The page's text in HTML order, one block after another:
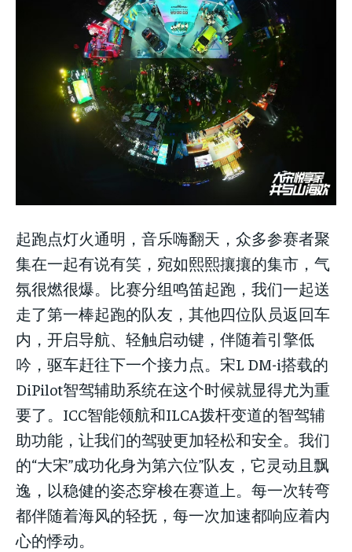
起跑点灯火通明，音乐嗨翻天，众多参赛者聚
集在一起有说有笑，宛如熙熙攘攘的集市，气
氛很燃很爆。比赛分组鸣笛起跑，我们一起送
走了第一棒起跑的队友，其他四位队员返回车
内，开启导航、轻触启动键，伴随着引擎低
吟，驱车赶往下一个接力点。宋L DM-i搭载的
DiPilot智驾辅助系统在这个时候就显得尤为重
要了。ICC智能领航和ILCA拨杆变道的智驾辅
助功能，让我们的驾驶更加轻松和安全。我们
的“大宋”成功化身为第六位”队友，它灵动且飘
逸，以稳健的姿态穿梭在赛道上。每一次转弯
都伴随着海风的轻抚，每一次加速都响应着内
心的悸动。